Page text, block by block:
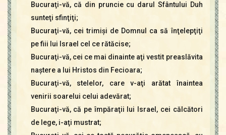
Bucuraţi-vă, că din pruncie cu darul Sfântului Duh
sunteţi sfinţiţi;
Bucuraţi-vă, cei trimişi de Domnul ca să înţelepţiţi
pe fiii lui Israel cel ce rătăcise;
Bucuraţi-vă, cei ce mai dinainte aţi vestit preaslăvita
naştere a lui Hristos din Fecioara;
Bucuraţi-vă, stelelor, care v-aţi arătat înaintea
venirii soarelui celui adevărat;
Bucuraţi-vă, că pe împăraţii lui Israel, cei călcători
de lege, i-aţi mustrat;